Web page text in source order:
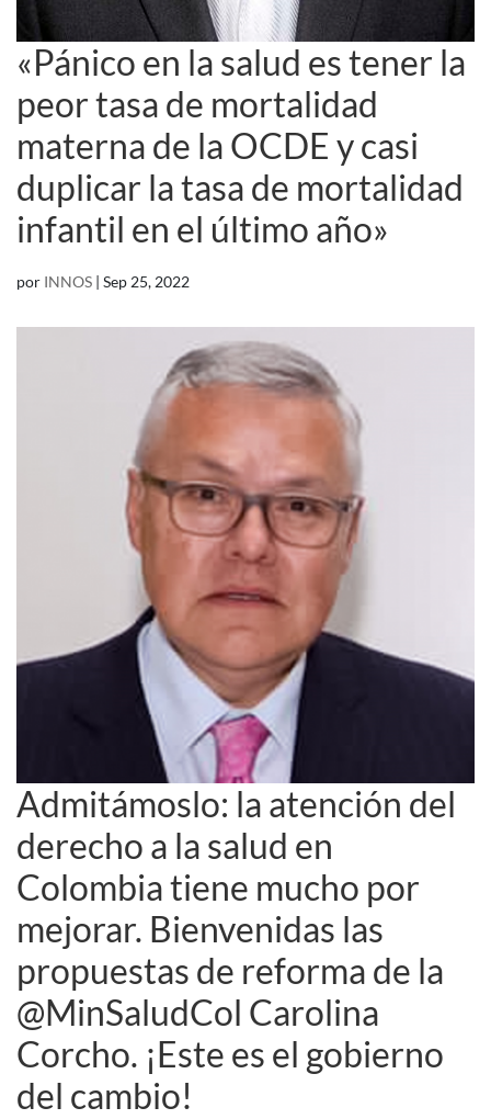
«Pánico en la salud es tener la
peor tasa de mortalidad
materna de la OCDE y casi
duplicar la tasa de mortalidad
infantil en el último año»
por INNOS | Sep 25, 2022
Admitámoslo: la atención del
derecho a la salud en
Colombia tiene mucho por
mejorar. Bienvenidas las
propuestas de reforma de la
@MinSaludCol Carolina
Corcho. ¡Este es el gobierno
del cambio!